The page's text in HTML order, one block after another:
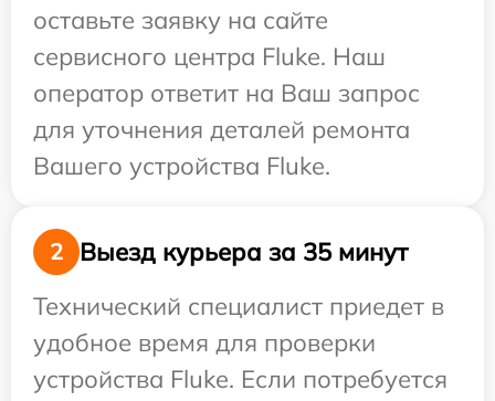
оставьте заявку на сайте
сервисного центра Fluke. Наш
оператор ответит на Ваш запрос
для уточнения деталей ремонта
Вашего устройства Fluke.
2
Выезд курьера за 35 минут
Технический специалист приедет в
удобное время для проверки
устройства Fluke. Если потребуется